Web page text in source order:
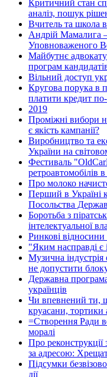
Критичний стан
аналіз, пошук
Вчитель та школа в
Андрій Мамалига
Уповноваженого
Майбутнє
програм
Вільний доступ
Кругова порука в
платити кредит
2019
Проміжні вибори
є якість кампанії?
Виробництво та
України на
Фестиваль
ретроавтомобілів в
Про молоко
Перший в Україні
Посольства
Боротьба з
інтелектуальної
Ринкові
"Яким насправді є
Музична
не допустити
Державна
українців
Чи впевнений ти,
круасани, тортики
=Створення Ради
моралі
Про реконструкції
за адресою:
Підсумки
дії